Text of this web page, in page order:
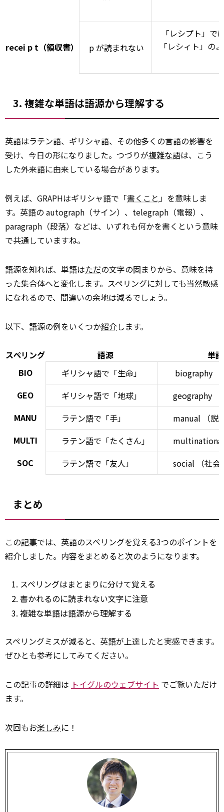
recei p t（領収書） p が読まれない
「レシプト」で
「レシィト」の
3. 複雑な単語は語源から理解する
英語はラテン語、ギリシャ語、その他多くの言語の影響を
受け、今日の形になりました。つづりが複雑な語は、こう
した外来語に由来している場合があります。
例えば、GRAPHはギリシャ語で「書くこと」を意味しま
す。英語の autograph（サイン）、telegraph（電報）、
paragraph（段落）などは、いずれも何かを書くという意味
で共通していますね。
語源を知れば、単語はただの文字の固まりから、意味を持
った集合体へと変化します。スペリングに対しても当然敏感
になれるので、間違いの余地は減るでしょう。
以下、語源の例をいくつか紹介します。
スペリング 語源
単
BIO
ギリシャ語で「生命」 biography
GEO
ギリシャ語で「地球」
geography （
MANU
ラテン語で「手」
manual （説
MULTI
ラテン語で「たくさん」
multinational
SOC
ラテン語で「友人」 social （社会
まとめ
この記事では、英語のスペリングを覚える3つのポイントを
紹介しました。内容をまとめると次のようになります。
スペリングはまとまりに分けて覚える
書かれるのに読まれない文字に注意
複雑な単語は語源から理解する
スペリングミスが減ると、英語が上達したと実感できます。
ぜひとも参考にしてみてください。
この記事の詳細は トイグルのウェブサイト でご覧いただけ
ます。
次回もお楽しみに！